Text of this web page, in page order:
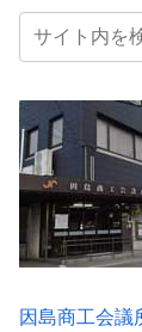
因島商工会議